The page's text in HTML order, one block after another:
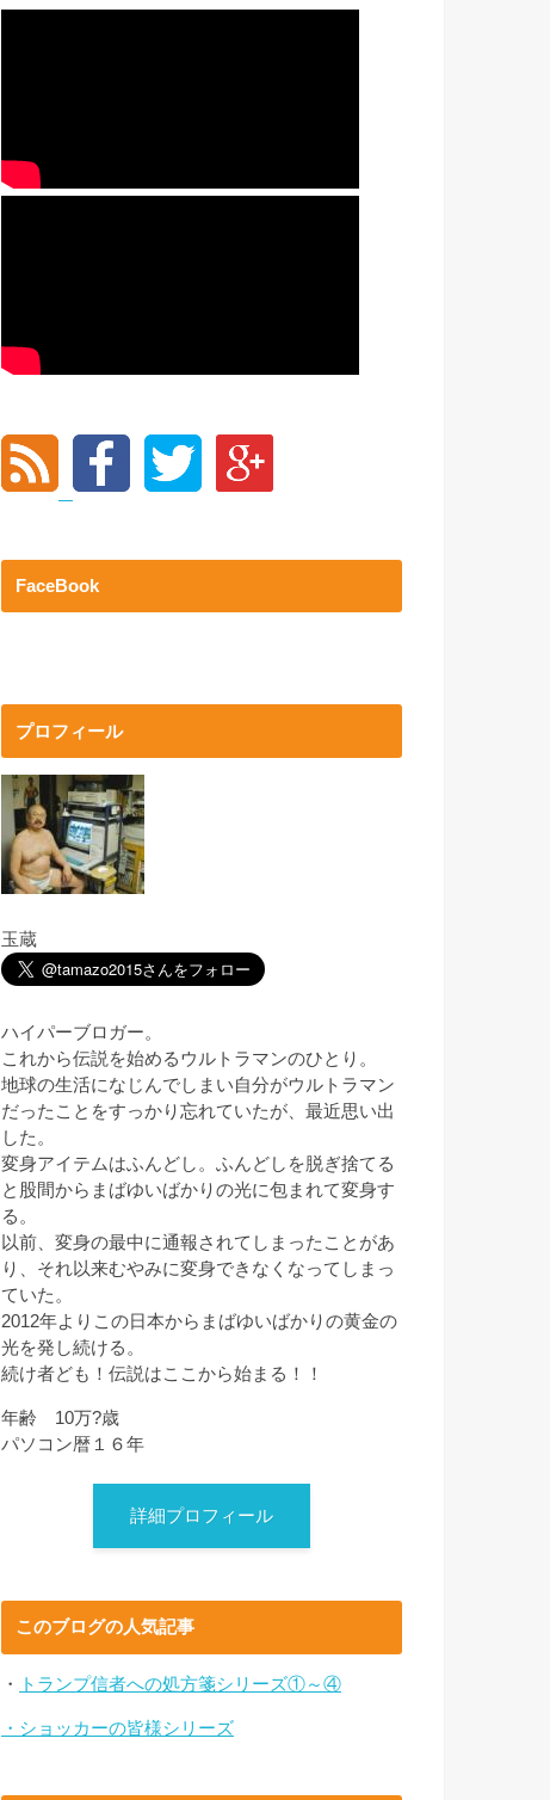
FaceBook
プロフィール
玉蔵
ハイパーブロガー。
これから伝説を始めるウルトラマンのひとり。
地球の生活になじんでしまい自分がウルトラマン
だったことをすっかり忘れていたが、最近思い出
した。
変身アイテムはふんどし。ふんどしを脱ぎ捨てる
と股間からまばゆいばかりの光に包まれて変身す
る。
以前、変身の最中に通報されてしまったことがあ
り、それ以来むやみに変身できなくなってしまっ
ていた。
2012年よりこの日本からまばゆいばかりの黄金の
光を発し続ける。
続け者ども！伝説はここから始まる！！
年齢 10万?歳
パソコン暦１６年
詳細プロフィール
このブログの人気記事
・ トランプ信者への処方箋シリーズ①～④
・ショッカーの皆様シリーズ